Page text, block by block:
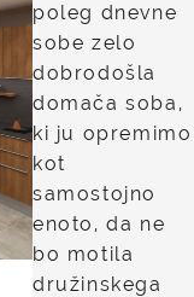
poleg dnevne
sobe zelo
dobrodošla
domača soba,
ki ju opremimo
kot
samostojno
enoto, da ne
bo motila
družinskega